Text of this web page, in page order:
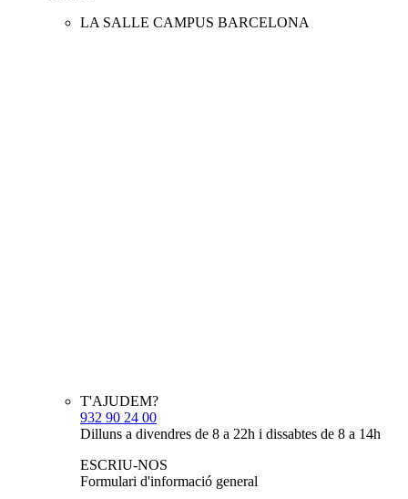
LA SALLE CAMPUS BARCELONA
T'AJUDEM?
932 90 24 00
Dilluns a divendres de 8 a 22h i dissabtes de 8 a 14h
ESCRIU-NOS
Formulari d'informació general